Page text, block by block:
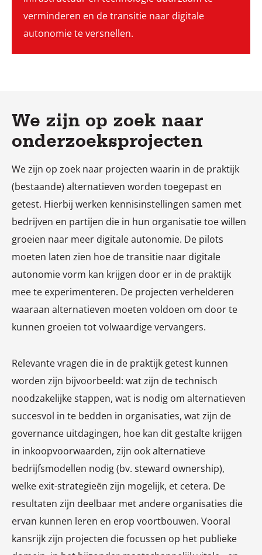
verminderen en de transitie naar digitale
autonomie te versnellen.
We zijn op zoek naar
onderzoeksprojecten
We zijn op zoek naar projecten waarin in de praktijk
(bestaande) alternatieven worden toegepast en
getest. Hierbij werken kennisinstellingen samen met
bedrijven en partijen die in hun organisatie toe willen
groeien naar meer digitale autonomie. De pilots
moeten laten zien hoe de transitie naar digitale
autonomie vorm kan krijgen door er in de praktijk
mee te experimenteren. De projecten verhelderen
waaraan alternatieven moeten voldoen om door te
kunnen groeien tot volwaardige vervangers.
Relevante vragen die in de praktijk getest kunnen
worden zijn bijvoorbeeld: wat zijn de technisch
noodzakelijke stappen, wat is nodig om alternatieven
succesvol in te bedden in organisaties, wat zijn de
governance uitdagingen, hoe kan dit gestalte krijgen
in inkoopvoorwaarden, zijn ook alternatieve
bedrijfsmodellen nodig (bv. steward ownership),
welke exit-strategieën zijn mogelijk, et cetera. De
resultaten zijn deelbaar met andere organisaties die
ervan kunnen leren en erop voortbouwen. Vooral
kansrijk zijn projecten die focussen op het publieke